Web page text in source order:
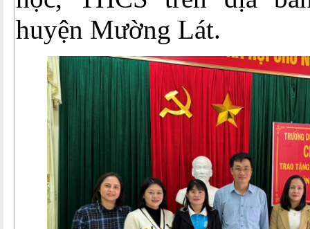
huyện Mường Lát.